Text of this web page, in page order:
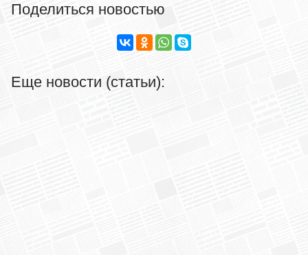
Поделиться новостью
Еще новости (статьи):